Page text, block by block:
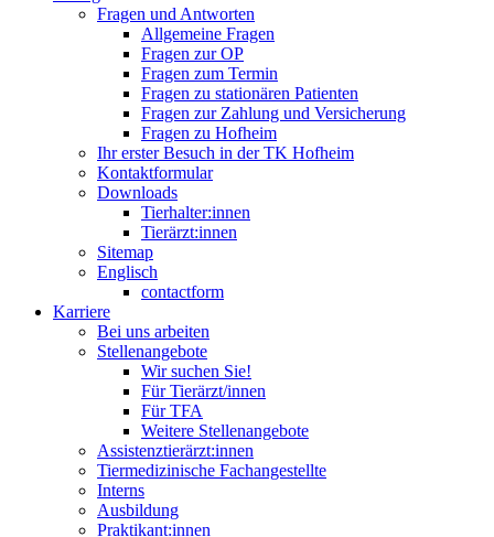
Fragen und Antworten
Allgemeine Fragen
Fragen zur OP
Fragen zum Termin
Fragen zu stationären Patienten
Fragen zur Zahlung und Versicherung
Fragen zu Hofheim
Ihr erster Besuch in der TK Hofheim
Kontaktformular
Downloads
Tierhalter:innen
Tierärzt:innen
Sitemap
Englisch
contactform
Karriere
Bei uns arbeiten
Stellenangebote
Wir suchen Sie!
Für Tierärzt/innen
Für TFA
Weitere Stellenangebote
Assistenztierärzt:innen
Tiermedizinische Fachangestellte
Interns
Ausbildung
Praktikant:innen